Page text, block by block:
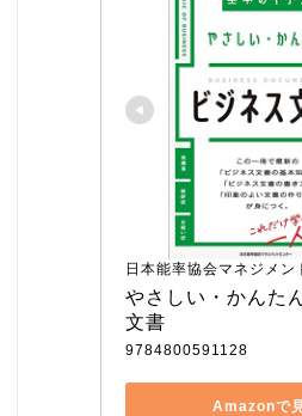
日本能率協会マネジメン
やさしい・かんた
文書
9784800591128
Amazonで